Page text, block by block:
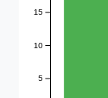
5
10
15